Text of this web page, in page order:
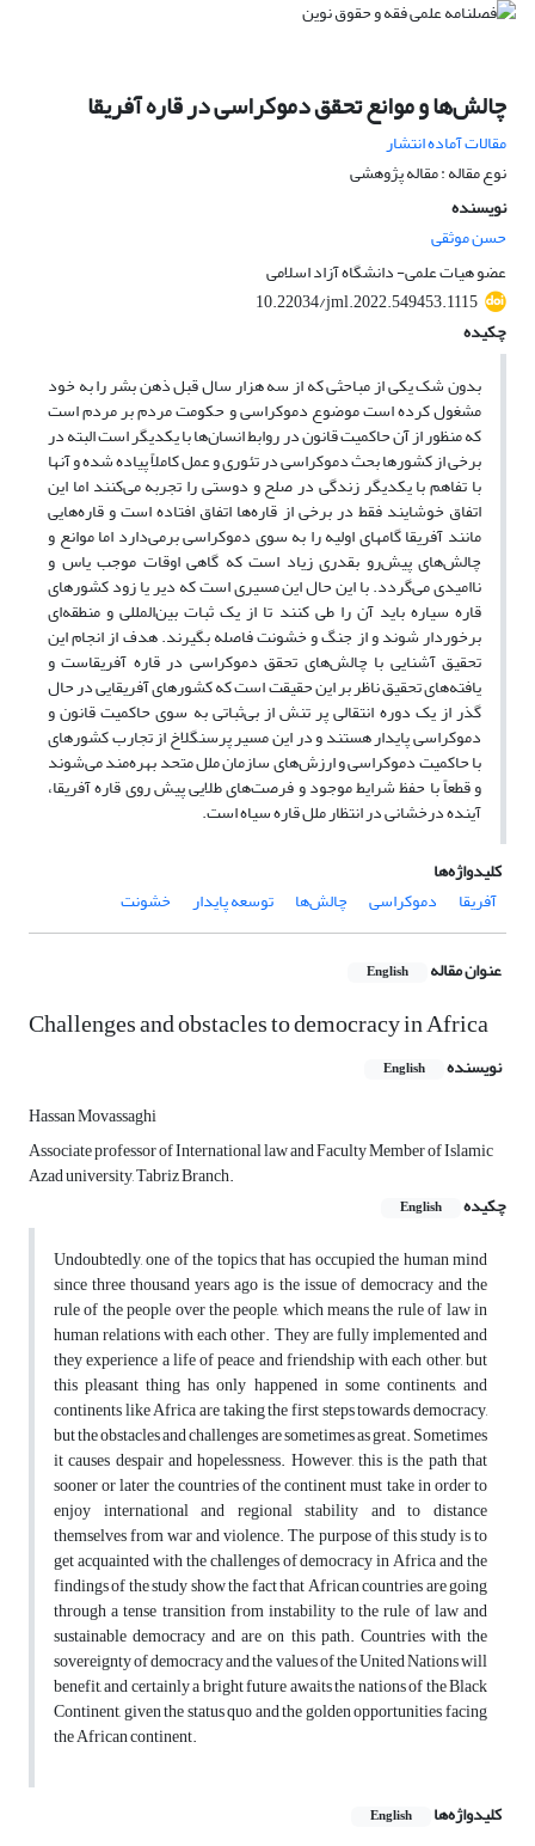
چالش‌ها و موانع تحقق دموکراسی در قاره آفریقا
مقالات آماده انتشار
نوع مقاله : مقاله پژوهشی
نویسنده
حسن موثقی
عضو هیات علمی- دانشگاه آزاد اسلامی
10.22034/jml.2022.549453.1115
چکیده
بدون شک یکی از مباحثی که از سه هزار سال قبل ذهن بشر را به خود
مشغول کرده است موضوع دموکراسی و حکومت مردم بر مردم است
که منظور از آن حاکمیت قانون در روابط انسان‌ها با یکدیگر است البته در
برخی از کشورها بحث دموکراسی در تئوری و عمل کاملاً پیاده شده و آنها
با تفاهم با یکدیگر زندگی در صلح و دوستی را تجربه می‌کنند اما این
اتفاق خوشایند فقط در برخی از قاره‌ها اتفاق افتاده است و قاره‌هایی
مانند آفریقا گامهای اولیه را به سوی دموکراسی برمی‌دارد اما موانع و
چالش‌های پیش‌رو بقدری زیاد است که گاهی اوقات موجب یاس و
ناامیدی می‌گردد. با این حال این مسیری است که دیر یا زود کشورهای
قاره سیاره باید آن را طی کنند تا از یک ثبات بین‌المللی و منطقه‌ای
برخوردار شوند و از جنگ و خشونت فاصله بگیرند. هدف از انجام این
تحقیق آشنایی با چالش‌های تحقق دموکراسی در قاره آفریقاست و
یافته‌های تحقیق ناظر بر این حقیقت است که کشورهای آفریقایی در حال
گذر از یک دوره انتقالی پر تنش از بی‌ثباتی به سوی حاکمیت قانون و
دموکراسی پایدار هستند و در این مسیر پرسنگلاخ از تجارب کشورهای
با حاکمیت دموکراسی و ارزش‌های سازمان ملل متحد بهره‌مند می‌شوند
و قطعاً با حفظ شرایط موجود و فرصت‌های طلایی پیش روی قاره آفریقا،
آینده درخشانی در انتظار ملل قاره سیاه است.
کلیدواژه‌ها
آفریقا
دموکراسی چالش‌ها توسعه پایدار خشونت
عنوان مقاله English
Challenges and obstacles to democracy in Africa
نویسنده English
Hassan Movassaghi
Associate professor of International law and Faculty Member of Islamic
Azad university, Tabriz Branch.
چکیده
English
Undoubtedly, one of the topics that has occupied the human mind
since three thousand years ago is the issue of democracy and the
rule of the people over the people, which means the rule of law in
human relations with each other. They are fully implemented and
they experience a life of peace and friendship with each other, but
this pleasant thing has only happened in some continents, and
continents like Africa are taking the first steps towards democracy,
but the obstacles and challenges are sometimes as great. Sometimes
it causes despair and hopelessness. However, this is the path that
sooner or later the countries of the continent must take in order to
enjoy international and regional stability and to distance
themselves from war and violence. The purpose of this study is to
get acquainted with the challenges of democracy in Africa and the
findings of the study show the fact that African countries are going
through a tense transition from instability to the rule of law and
sustainable democracy and are on this path. Countries with the
sovereignty of democracy and the values of the United Nations will
benefit, and certainly a bright future awaits the nations of the Black
Continent, given the status quo and the golden opportunities facing
the African continent.
کلیدواژه‌ها English